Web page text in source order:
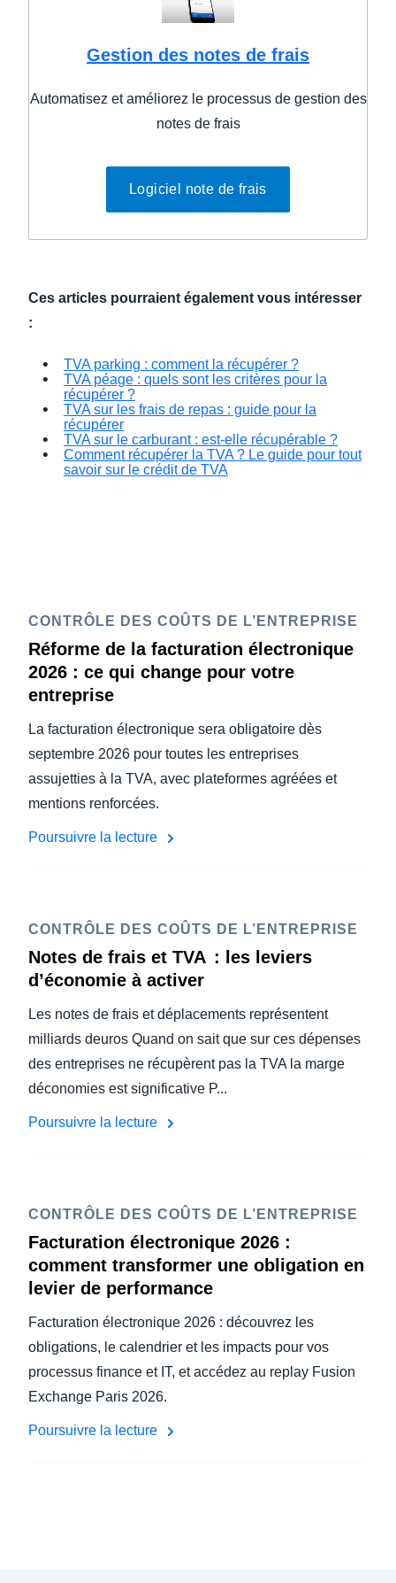
Gestion des notes de frais
Automatisez et améliorez le processus de gestion des
notes de frais
Logiciel note de frais
Ces articles pourraient également vous intéresser
:
TVA parking : comment la récupérer ?
TVA péage : quels sont les critères pour la
récupérer ?
TVA sur les frais de repas : guide pour la
récupérer
TVA sur le carburant : est-elle récupérable ?
Comment récupérer la TVA ? Le guide pour tout
savoir sur le crédit de TVA
CONTRÔLE DES COÛTS DE L’ENTREPRISE
Réforme de la facturation électronique
2026 : ce qui change pour votre
entreprise
La facturation électronique sera obligatoire dès
septembre 2026 pour toutes les entreprises
assujetties à la TVA, avec plateformes agréées et
mentions renforcées.
Poursuivre la lecture
CONTRÔLE DES COÛTS DE L’ENTREPRISE
Notes de frais et TVA : les leviers
d’économie à activer
Les notes de frais et déplacements représentent
milliards deuros Quand on sait que sur ces dépenses
des entreprises ne récupèrent pas la TVA la marge
déconomies est significative P...
Poursuivre la lecture
CONTRÔLE DES COÛTS DE L’ENTREPRISE
Facturation électronique 2026 :
comment transformer une obligation en
levier de performance
Facturation électronique 2026 : découvrez les
obligations, le calendrier et les impacts pour vos
processus finance et IT, et accédez au replay Fusion
Exchange Paris 2026.
Poursuivre la lecture